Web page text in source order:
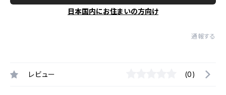
日本国内にお住まいの方向け
通報する
レビュー (0)